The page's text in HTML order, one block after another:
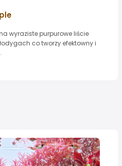
wyraziste purpurowe liście
co tworzy efektowny i